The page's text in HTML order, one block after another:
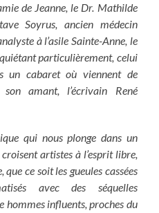
de Jeanne, le Dr. Mathilde
Soyrus, ancien médecin
à l’asile Sainte-Anne, le
particulièrement, celui
un cabaret où viennent de
amant, l’écrivain René
qui nous plonge dans un
artistes à l’esprit libre,
ce soit les gueules cassées
avec des séquelles
hommes influents, proches du